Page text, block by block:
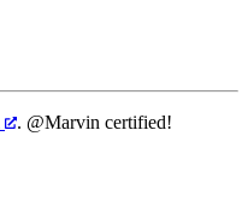
. @Marvin certified!